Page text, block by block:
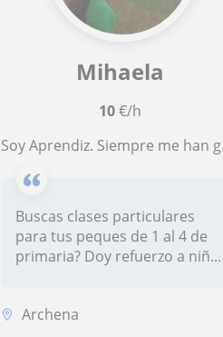
Mihaela
10€/h
Soy Aprendiz. Siempre me han gustado los críos, y me gustaría dar clases de refuerzo a niños de primaria. De 1 al 4 de primaria!
Buscas clases particulares
para tus peques de 1 al 4 de
primaria? Doy refuerzo a niñ...
Archena